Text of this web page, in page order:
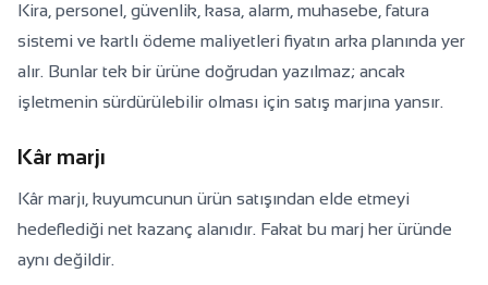
Kira, personel, güvenlik, kasa, alarm, muhasebe, fatura
sistemi ve kartlı ödeme maliyetleri fiyatın arka planında yer
alır. Bunlar tek bir ürüne doğrudan yazılmaz; ancak
işletmenin sürdürülebilir olması için satış marjına yansır.
Kâr marjı
Kâr marjı, kuyumcunun ürün satışından elde etmeyi
hedeflediği net kazanç alanıdır. Fakat bu marj her üründe
aynı değildir.